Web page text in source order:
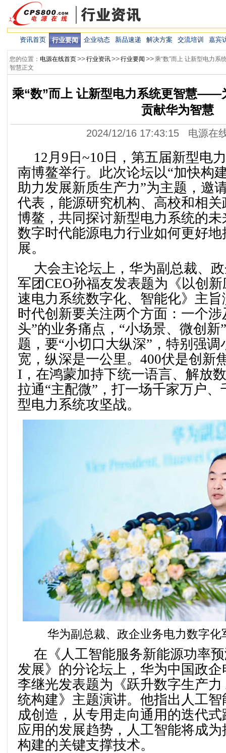
资讯首页 行业要闻 企业动态 新品速递 解决方案 交流培训 嘉宾
您的位置： 电源在线首页>>行业资讯>>行业要闻 >>乘“数”而上 让新型电力
智慧正文
乘“数”而上 让新型电力系统更智慧——
贡献华为智慧
2024/12/16 17:43:15 电源在
12月9日~10日，第五届新型电
南博鳌举行。此次论坛以“加快构
助力发展新质生产力”为主题，邀
代表，能源研究机构、高校和相
博鳌，共同探讨新型电力系统的
数字时代能源电力行业如何更好
展。
大会主论坛上，华为副总裁、
军团CEO孙福友发表题为《以创
速电力系统数字化、智能化》主
时代创新要关注两个方面：一个涉
头”的业务痛点，“小场景、微创
题，要“小切口大纵深”，特别强
宽，纵深是一公里。400伏是创新
I，在鸿蒙加持下统一语言、解放
拉通“主配微”，打一场千家万户
型电力系统攻坚战。
华为副总裁、政企业务电力数字化
在《人工智能服务新能源功率
发展》的分论坛上，华为中国政
李继光发表题为《跃升数字生产
统构建》主题演讲。他指出人工
成创造，从专用走向通用的迭代
应用的发展趋势，人工智能将成
构建的关键支撑技术。